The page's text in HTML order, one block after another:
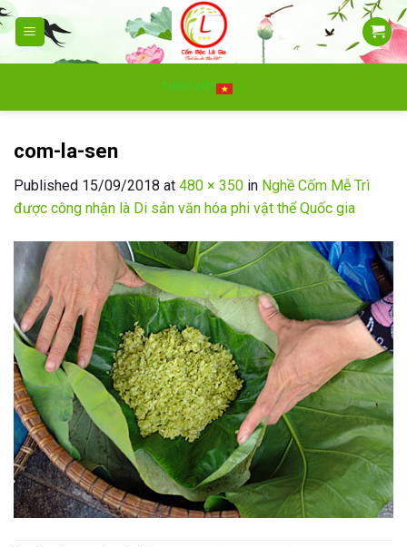
Skip
to
TIẾNG VIỆT
com-la-sen
Published 15/09/2018 at 480 × 350 in Nghề Cốm Mễ Trì
được công nhận là Di sản văn hóa phi vật thể Quốc gia